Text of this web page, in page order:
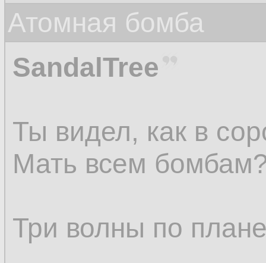
Атомная бомба
SandalTree
Ты видел, как в
Мать всем
Три волны по